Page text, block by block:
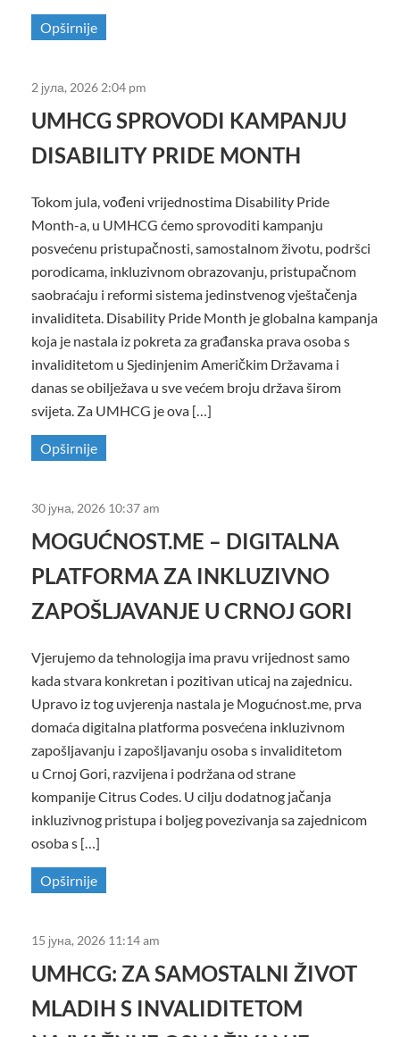
Opširnije
2 јула, 2026 2:04 pm
UMHCG SPROVODI KAMPANJU
DISABILITY PRIDE MONTH
Tokom jula, vođeni vrijednostima Disability Pride
Month-a, u UMHCG ćemo sprovoditi kampanju
posvećenu pristupačnosti, samostalnom životu, podršci
porodicama, inkluzivnom obrazovanju, pristupačnom
saobraćaju i reformi sistema jedinstvenog vještačenja
invaliditeta. Disability Pride Month je globalna kampanja
koja je nastala iz pokreta za građanska prava osoba s
invaliditetom u Sjedinjenim Američkim Državama i
danas se obilježava u sve većem broju država širom
svijeta. Za UMHCG je ova […]
Opširnije
30 јуна, 2026 10:37 am
MOGUĆNOST.ME – DIGITALNA
PLATFORMA ZA INKLUZIVNO
ZAPOŠLJAVANJE U CRNOJ GORI
Vjerujemo da tehnologija ima pravu vrijednost samo
kada stvara konkretan i pozitivan uticaj na zajednicu.
Upravo iz tog uvjerenja nastala je Mogućnost.me, prva
domaća digitalna platforma posvećena inkluzivnom
zapošljavanju i zapošljavanju osoba s invaliditetom
u Crnoj Gori, razvijena i podržana od strane
kompanije Citrus Codes. U cilju dodatnog jačanja
inkluzivnog pristupa i boljeg povezivanja sa zajednicom
osoba s […]
Opširnije
15 јуна, 2026 11:14 am
UMHCG: ZA SAMOSTALNI ŽIVOT
MLADIH S INVALIDITETOM